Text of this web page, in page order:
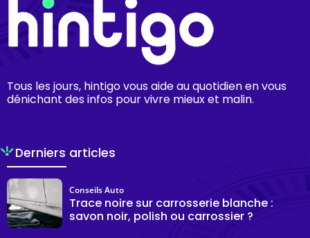
Tous les jours, hintigo vous aide au quotidien en vous
dénichant des infos pour vivre mieux et malin.
Derniers articles
Trace noire sur carrosserie blanche :
savon noir, polish ou carrossier ?
Conseils Auto